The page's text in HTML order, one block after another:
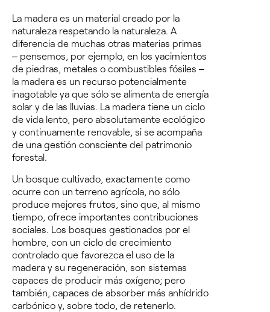
La madera es un material creado por la
naturaleza respetando la naturaleza. A
diferencia de muchas otras materias primas
– pensemos, por ejemplo, en los yacimientos
de piedras, metales o combustibles fósiles –
la madera es un recurso potencialmente
inagotable ya que sólo se alimenta de energía
solar y de las lluvias. La madera tiene un ciclo
de vida lento, pero absolutamente ecológico
y continuamente renovable, si se acompaña
de una gestión consciente del patrimonio
forestal.
Un bosque cultivado, exactamente como
ocurre con un terreno agrícola, no sólo
produce mejores frutos, sino que, al mismo
tiempo, ofrece importantes contribuciones
sociales. Los bosques gestionados por el
hombre, con un ciclo de crecimiento
controlado que favorezca el uso de la
madera y su regeneración, son sistemas
capaces de producir más oxígeno; pero
también, capaces de absorber más anhídrido
carbónico y, sobre todo, de retenerlo.